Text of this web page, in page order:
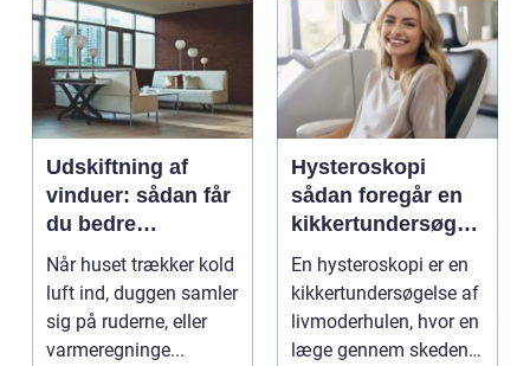
Udskiftning af
vinduer: sådan får
du bedre
indeklima og
lavere
varmeregning
Når huset trækker kold
luft ind, duggen samler
sig på ruderne, eller
varmeregninge...
Hysteroskopi
sådan foregår en
kikkertundersøgel
se af livmoderen
En hysteroskopi er en
kikkertundersøgelse af
livmoderhulen, hvor en
læge gennem skeden